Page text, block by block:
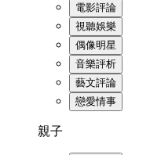
電影評論
視聽娛樂
偶像明星
音樂評析
藝文評論
戀愛情事
親子